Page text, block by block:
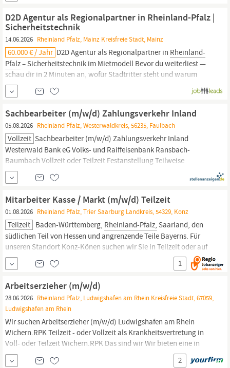
(m/w/d)
D2D Agentur als Regionalpartner in Rheinland-Pfalz |
Sicherheitstechnik
14.06.2026 Rheinland Pfalz, Mainz Kreisfreie Stadt, Mainz
60.000 € / Jahr D2D Agentur als Regionalpartner in Rheinland-
Pfalz– Sicherheitstechnik im Mietmodell Bevor du weiterliest —
schau dir in 2 Minuten an, wofür Stadtritter steht und warum
Sicherheitstechnik im Mietmodell funktioniert: Kurzfassung: Für
etablierte Vertriebsagenturen (5+ Agents) aus Energie, Telko, Bau,
Sachbearbeiter (m/w/d) Zahlungsverkehr Inland
05.08.2026 Rheinland Pfalz, Westerwaldkreis, 56235, Faulbach
Vollzeit Sachbearbeiter (m/w/d) Zahlungsverkehr Inland
Westerwald Bank eG Volks- und Raiffeisenbank Ransbach-
Baumbach Vollzeit oder Teilzeit Festanstellung Teilweise
Homeoffice Wir sind. die Westerwald Bank und zählen zu den
größten Genossenschaftsbanken in
Erfolgreich
und modern – und dabei traditionsbewusst und wertegeleitet:
Mitarbeiter Kasse / Markt (m/w/d) Teilzeit
01.08.2026 Rheinland Pfalz, Trier Saarburg Landkreis, 54329, Konz
Teilzeit Baden-Württemberg, Rheinland-Pfalz, Saarland, den
südlichen Teil von Hessen und angrenzende Teile Bayerns. Für
unseren Standort Konz-Könen suchen wir Sie in Teilzeit oder auf
Minijob-Basis als Mitarbeiter Kasse / Markt (m/w/d)
Referenznummer: 41080 Ihre Aufgaben Flexibilität: Wir suchen Sie
für die vielseitigen Abteilungen unseres Marktes insbesondere...
1
Arbeitserzieher (m/w/d)
28.06.2026 Rheinland Pfalz, Ludwigshafen am Rhein Kreisfreie Stadt, 67059,
Ludwigshafen am Rhein
Wir suchen Arbeitserzieher (m/w/d) Ludwigshafen am Rhein
Wichern.RPK Teilzeit - oder Vollzeit als Krankheitsvertretung in
Voll- oder Teilzeit Wichern.RPK Das sind wir Wir bieten eine in
Rheinland-Pfalz
einzigartige Kombination aus medizinischer und
beruflicher Rehabilitation für psychisch erkrankte Menschen. Wir
2